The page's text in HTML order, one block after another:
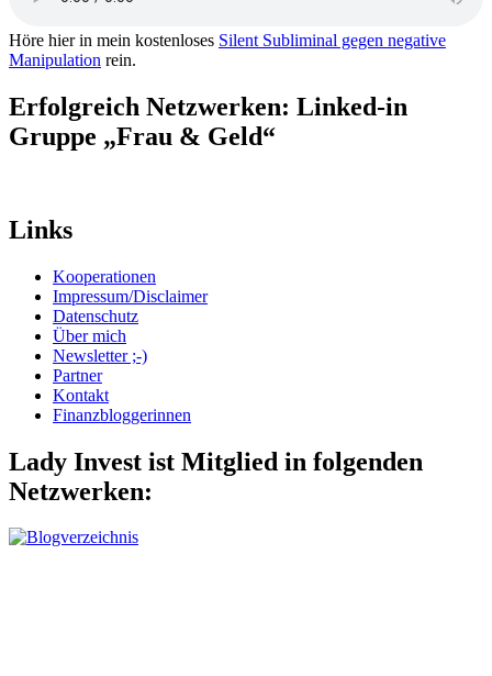
Höre hier in mein kostenloses Silent Subliminal gegen negative
Manipulation rein.
Erfolgreich Netzwerken: Linked-in
Gruppe „Frau & Geld“
Links
Kooperationen
Impressum/Disclaimer
Datenschutz
Über mich
Newsletter ;-)
Partner
Kontakt
Finanzbloggerinnen
Lady Invest ist Mitglied in folgenden
Netzwerken: